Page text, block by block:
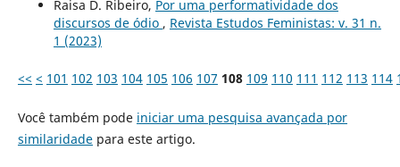
Raisa D. Ribeiro, Por uma performatividade dos
discursos de ódio , Revista Estudos Feministas: v. 31 n.
1 (2023)
<< < 101 102 103 104 105 106 107 108 109 110 111 112 113 114
Você também pode iniciar uma pesquisa avançada por
similaridadepara este artigo.